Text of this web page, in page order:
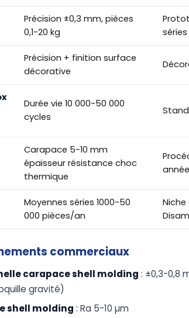
Précision ±0,3 mm, pièces
0,1-20 kg
séries
Précision + finition surface
décorative
Durée vie 10 000-50 000
cycles
Carapace 5-10 mm
épaisseur résistance choc
thermique
Moyennes séries 1000-50
000 pièces/an
commerciaux
carapace shell molding : ±0,3-0,8
gravité)
shell molding : Ra 5-10 µm